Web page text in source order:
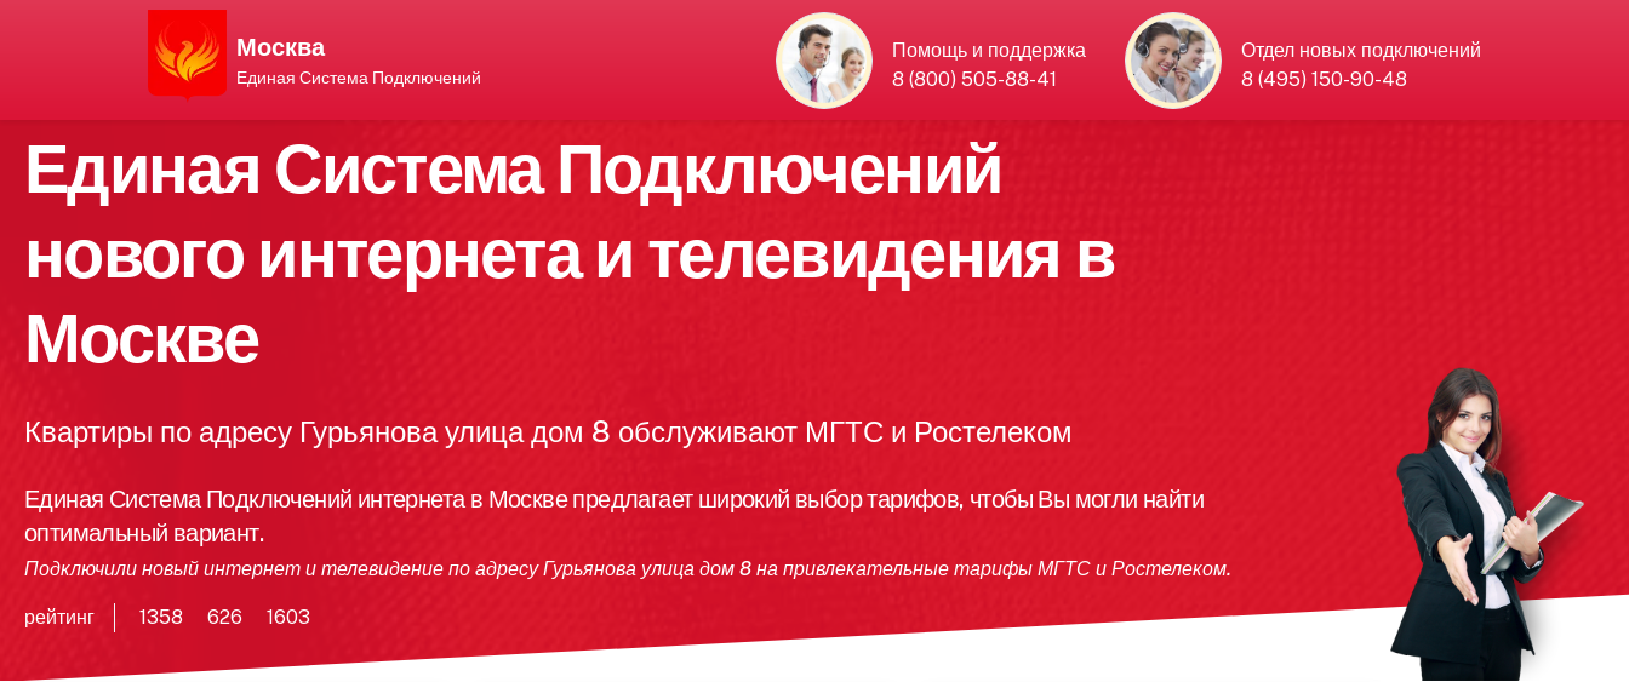
Москва
Единая Система Подключений
Помощь и поддержка
8 (800) 505-88-41
Отдел новых подключений
8 (495) 150-90-48
Единая Система Подключений
нового интернета и телевидения в
Москве
Квартиры по адресу Гурьянова улица дом 8 обслуживают МГТС и Ростелеком
Единая Система Подключений интернета в Москве предлагает широкий выбор тарифов, чтобы Вы могли найти
оптимальный вариант.
Подключили новый интернет и телевидение по адресу Гурьянова улица дом 8 на привлекательные тарифы МГТС и Ростелеком.
рейтинг 1358 626 1603